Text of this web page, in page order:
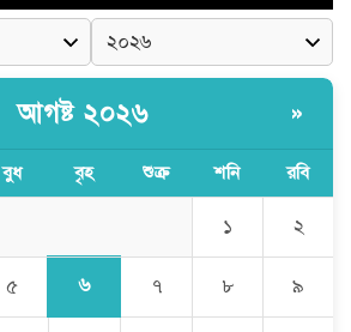
আগষ্ট ২০২৬ »
বুধ বৃহ শুক্র শনি রবি
১ ২
৫ ৬ ৭ ৮ ৯